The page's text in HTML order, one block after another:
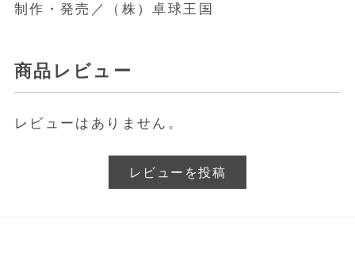
制作・発売／（株）卓球王国
商品レビュー
レビューはありません。
レビューを投稿